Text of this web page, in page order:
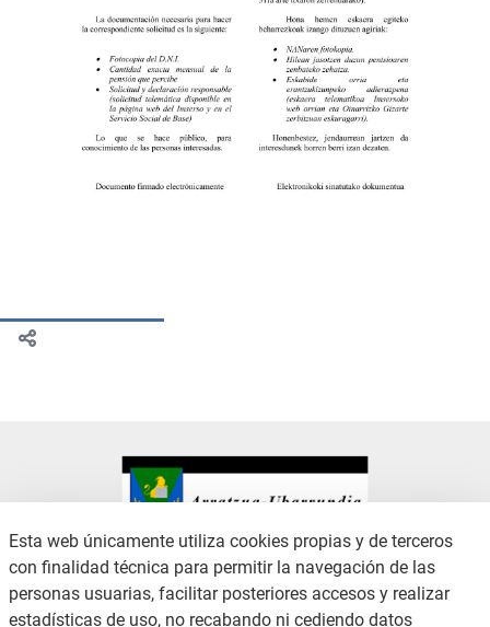
Esta web únicamente utiliza cookies propias y de terceros
con finalidad técnica para permitir la navegación de las
personas usuarias, facilitar posteriores accesos y realizar
estadísticas de uso, no recabando ni cediendo datos